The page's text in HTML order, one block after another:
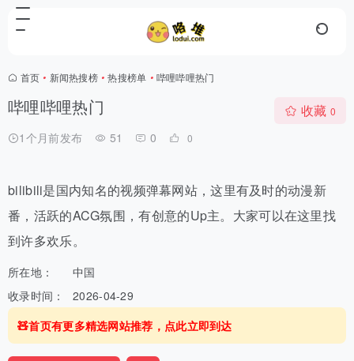
首页 • 新闻热搜榜 • 热搜榜单 • 哔哩哔哩热门
哔哩哔哩热门
1个月前发布 51 0 0
收藏 0
bilibili是国内知名的视频弹幕网站，这里有及时的动漫新
番，活跃的ACG氛围，有创意的Up主。大家可以在这里找
到许多欢乐。
所在地：
中国
收录时间：
2026-04-29
🧸首页有更多精选网站推荐，点此立即到达